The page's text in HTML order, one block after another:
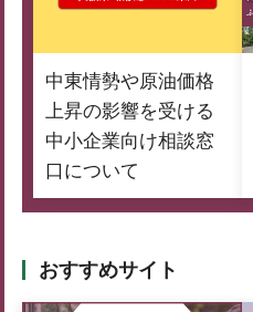
中東情勢や原油価格
上昇の影響を受ける
中小企業向け相談窓
口について
おすすめサイト